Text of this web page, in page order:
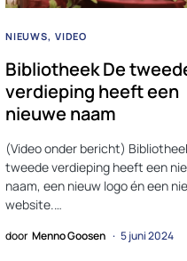
NIEUWS VIDEO
Bibliotheek De
verdieping heeft een
nieuwe naam
(Video onder bericht)
tweede verdieping heeft een
naam, een nieuw logo én een
website.…
door Menno Goosen 5 juni 2024